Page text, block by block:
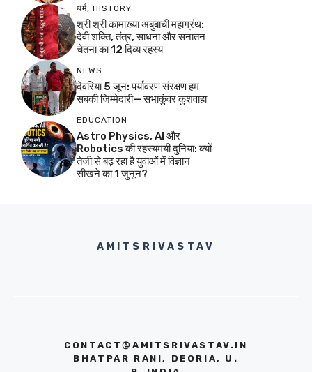
धर्म, HISTORY
श्री श्री कामाख्या अंबुबाची महाग्रंथ:
देवी शक्ति, तंत्र, साधना और सनातन
चेतना का 12 दिव्य रहस्य
NEWS
देवरिया 5 जून: पर्यावरण संरक्षण हम
सबकी जिम्मेदारी— सभाकुंवर कुशवाहा
EDUCATION
Astro Physics, AI और
Robotics की रहस्यमयी दुनिया: क्यों
तेजी से बढ़ रहा है युवाओं में विज्ञान
सीखने का 1 जुनून?
AMITSRIVASTAV
CONTACT@AMITSRIVASTAV.IN
BHATPAR RANI, DEORIA, U.